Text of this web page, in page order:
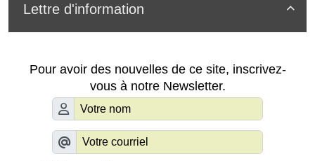

Lettre d'information
Pour avoir des nouvelles de ce site, inscrivez-
vous à notre Newsletter.